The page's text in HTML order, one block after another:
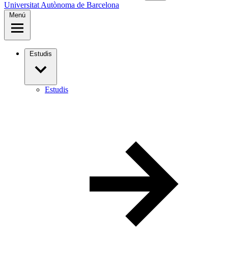
Universitat Autònoma de Barcelona
Menú
Estudis
Estudis